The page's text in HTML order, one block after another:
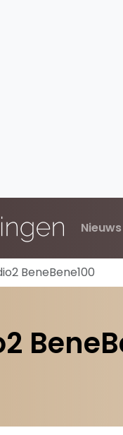
Nieuws
BeneBene100